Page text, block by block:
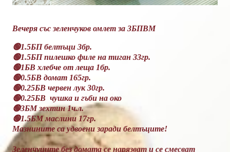
Вечеря със зеленчуков омлет за 3БПВМ
🟢1.5БП белтъци 3бр.
🟢1.5БП пилешко филе на тиган 33гр.
🟢1БВ хлебче от леща 1бр.
🟢0.5БВ домат 165гр.
🟢0.25БВ червен лук 30гр.
🟢0.25БВ чушка и гъби на око
🟢3БМ зехтин 1ч.л.
🟢1.5БМ маслини 17гр.
Мазнините са удвоени заради белтъците!
Зеленчуците без домата се нарязват и се смесват